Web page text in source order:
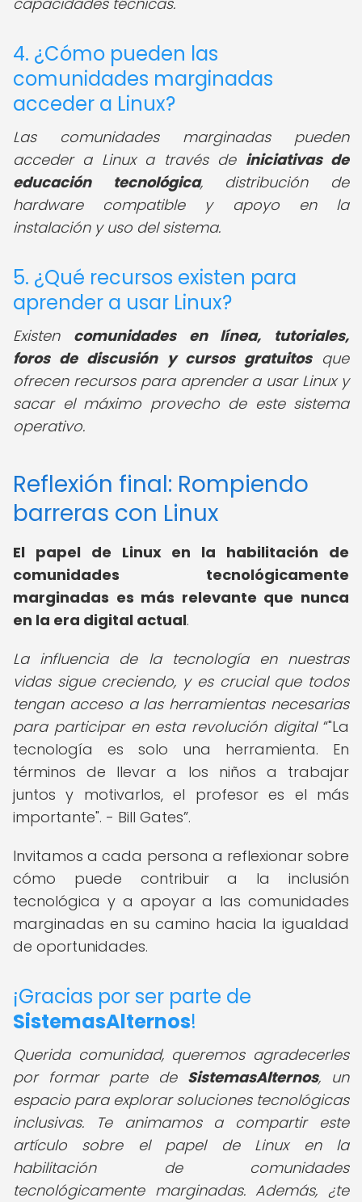
4. ¿Cómo pueden las
comunidades marginadas
acceder a Linux?
Las comunidades marginadas pueden
acceder a Linux a través de iniciativas de
educación tecnológica, distribución de
hardware compatible y apoyo en la
instalación y uso del sistema.
5. ¿Qué recursos existen para
aprender a usar Linux?
Existen comunidades en línea, tutoriales,
foros de discusión y cursos gratuitosque
ofrecen recursos para aprender a usar Linux y
sacar el máximo provecho de este sistema
operativo.
Reflexión final: Rompiendo
barreras con Linux
El papel de Linux en la habilitación de
comunidades tecnológicamente
marginadas es más relevante que nunca
en la era digital actual.
La influencia de la tecnología en nuestras
vidas sigue creciendo, y es crucial que todos
tengan acceso a las herramientas necesarias
para participar en esta revolución digital "La
tecnología es solo una herramienta. En
términos de llevar a los niños a trabajar
juntos y motivarlos, el profesor es el más
importante". - Bill Gates .
Invitamos a cada persona a reflexionar sobre
cómo puede contribuir a la inclusión
tecnológica y a apoyar a las comunidades
marginadas en su camino hacia la igualdad
de oportunidades.
¡Gracias por ser parte de
SistemasAlternos!
Querida comunidad,queremos agradecerles
por formar parte de SistemasAlternos, un
espacio para explorar soluciones tecnológicas
inclusivas. Te animamos a compartir este
artículo sobre el papel de Linux en la
habilitación de comunidades
tecnológicamente marginadas. Además, ¿te